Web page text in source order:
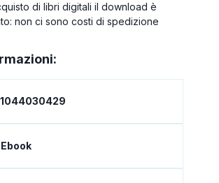
di libri digitali il download è
non ci sono costi di spedizione
Ebook